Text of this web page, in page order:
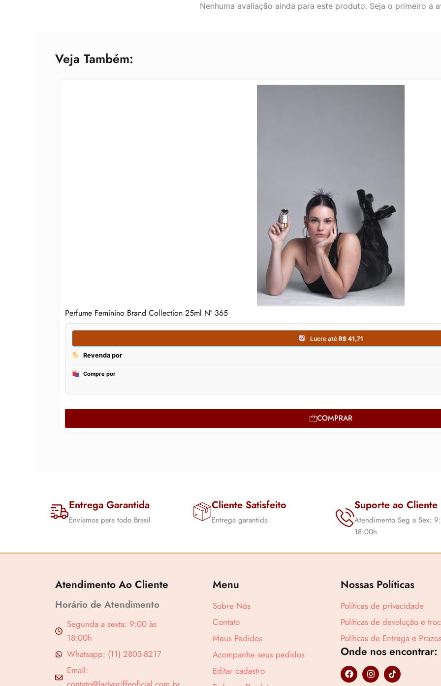
Nenhuma avaliação ainda para este produto. Seja o primeiro a
Veja Também:
Perfume Feminino Brand Collection 25ml N° 365
Lucre atéR$
Revenda por
Compre por
COMPRAR
Entrega Garantida
Enviamos para todo Brasil
Cliente Satisfeito
Entrega garantida
Suporte ao Cliente
Atendimento Seg a Sex:
18:00h
Atendimento Ao Cliente
Horário de Atendimento
Segunda a sexta: 9:00 às
18:00h
Whatsapp: (11) 2803-8217
Email:
Menu
Sobre Nós
Contato
Meus Pedidos
Acompanhe seus pedidos
Editar cadastro
Nossas Políticas
Políticas de privacidade
Políticas de devolução e
Políticas de Entrega e
Onde nos encontrar:
F
a
I
n
T
i